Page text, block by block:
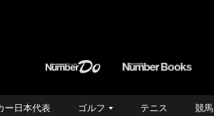
ー日本代表 ゴルフ テニス 競馬